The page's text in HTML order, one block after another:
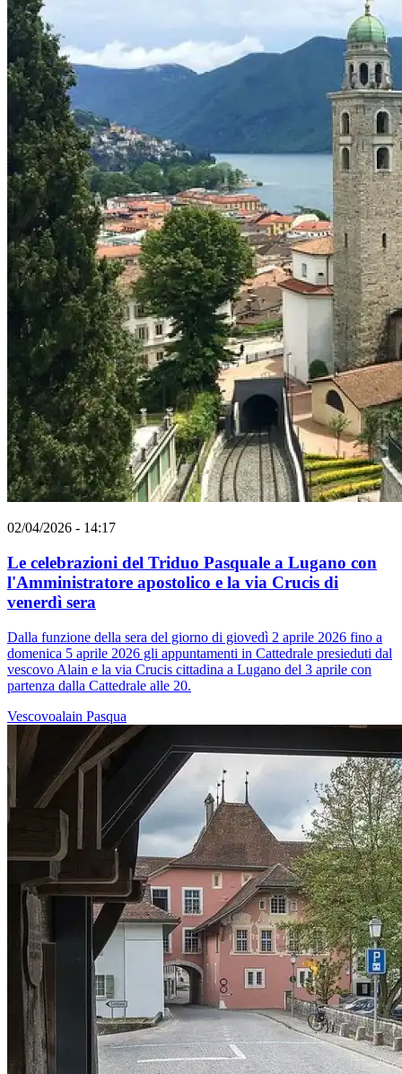
02/04/2026 - 14:17
Le celebrazioni del Triduo Pasquale a Lugano con
l'Amministratore apostolico e la via Crucis di
venerdì sera
Dalla funzione della sera del giorno di giovedì 2 aprile 2026 fino a
domenica 5 aprile 2026 gli appuntamenti in Cattedrale presieduti dal
vescovo Alain e la via Crucis cittadina a Lugano del 3 aprile con
partenza dalla Cattedrale alle 20.
Vescovoalain Pasqua